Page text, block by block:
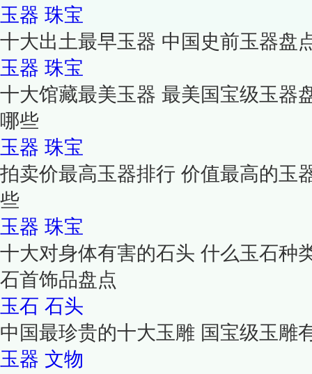
玉器 珠宝
十大出土最早玉器 中国史前玉器盘
玉器 珠宝
十大馆藏最美玉器 最美国宝级玉器
哪些
玉器 珠宝
拍卖价最高玉器排行 价值最高的玉
些
玉器 珠宝
十大对身体有害的石头 什么玉石种
石首饰品盘点
玉石 石头
中国最珍贵的十大玉雕 国宝级玉雕
玉器 文物